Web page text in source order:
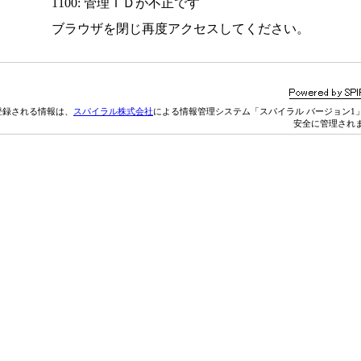
1100: 管理ＩＤが不正です
ブラウザを閉じ再度アクセスしてください。
される情報は、 スパイラル株式会社による情報管理システム「スパイラル バージョン1
安全に管理され